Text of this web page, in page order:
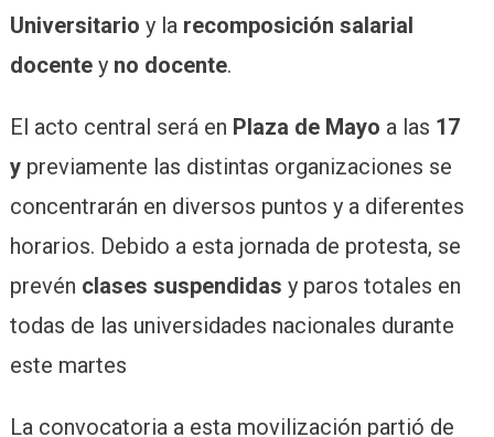
Universitario y la recomposición salarial
docentey no docente.
El acto central será en Plaza de Mayo a las 17
y previamente las distintas organizaciones se
concentrarán en diversos puntos y a diferentes
horarios. Debido a esta jornada de protesta, se
prevén clases suspendidas y paros totales en
todas de las universidades nacionales durante
este martes
La convocatoria a esta movilización partió de